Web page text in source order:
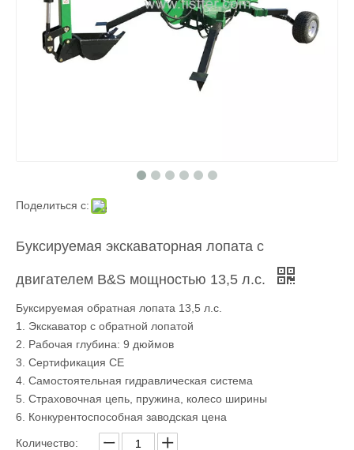
Поделиться с:
Буксируемая экскаваторная лопата с
двигателем B&S мощностью 13,5 л.с.
Буксируемая обратная лопата 13,5 л.с.
1. Экскаватор с обратной лопатой
2. Рабочая глубина: 9 дюймов
3. Сертификация СЕ
4. Самостоятельная гидравлическая система
5. Страховочная цепь, пружина, колесо ширины
6. Конкурентоспособная заводская цена
Количество: